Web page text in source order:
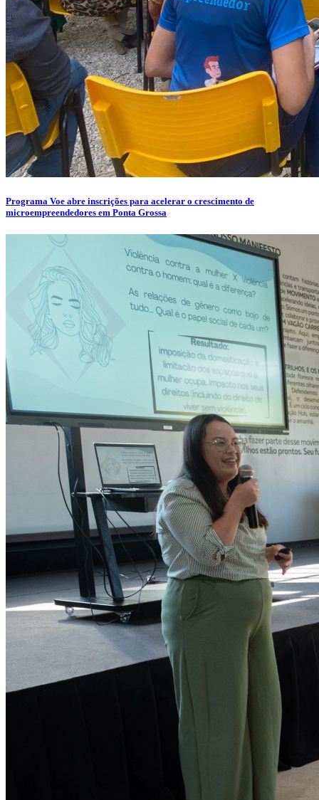
Programa Voe abre inscrições para acelerar o crescimento de
microempreendedores em Ponta Grossa